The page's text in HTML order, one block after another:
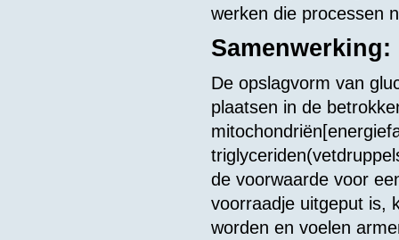
werken die processen
De opslagvorm van
plaatsen in de
de voorwaarde voor
voorraadje uitgeput is,
worden en voelen